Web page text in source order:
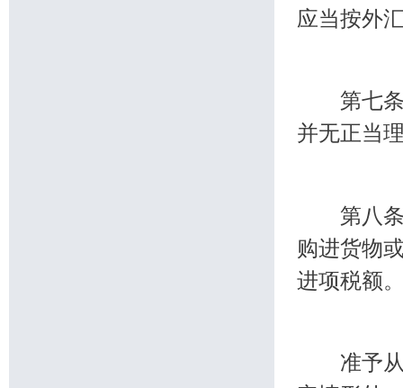
应当按外
第七条
并无正当
第八条
购进货物
进项税额
准予从